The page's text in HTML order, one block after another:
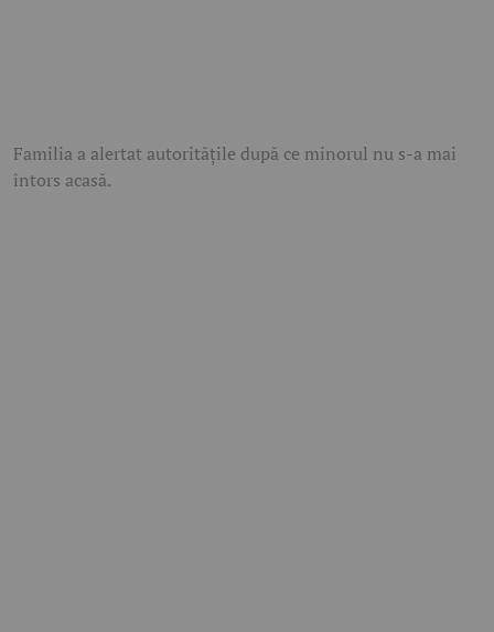
Familia a alertat autoritățile după ce minorul nu s-a mai
întors acasă.